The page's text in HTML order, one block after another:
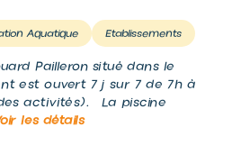
Aquatique Etablissements
Pailleron situé dans le
est ouvert 7j sur 7 de 7h à
activités). La piscine
les détails